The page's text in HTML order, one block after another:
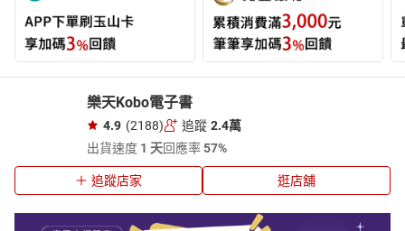
樂天Kobo電子書
4.9 (2188) 追蹤 2.4萬
出貨速度 1 天回應率57%
追蹤店家 逛店舖